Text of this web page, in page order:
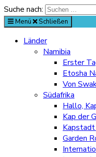
Suche nach:
Menü
Schließen
Länder
Namibia
Erster
Etosha
Von
Südafrika
Hallo,
Kap der
Garden